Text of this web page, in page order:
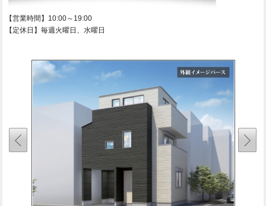
【営業時間】10:00～19:00
【定休日】毎週火曜日、水曜日